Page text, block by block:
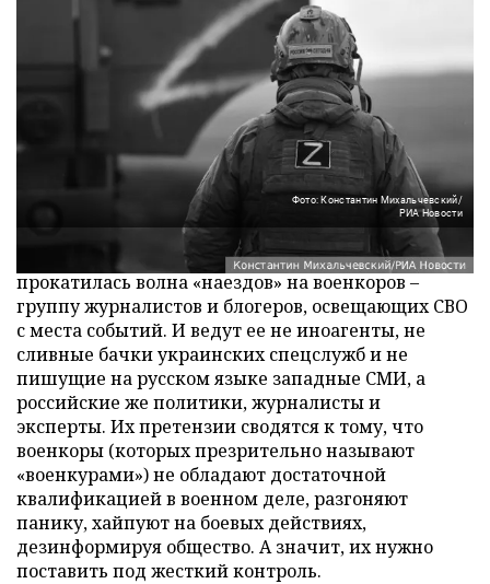
Фото: Константин Михальчевский/
РИА Новости
По российскому информационному пространству
прокатилась волна «наездов» на военкоров –
группу журналистов и блогеров, освещающих СВО
с места событий. И ведут ее не иноагенты, не
сливные бачки украинских спецслужб и не
пишущие на русском языке западные СМИ, а
российские же политики, журналисты и
эксперты. Их претензии сводятся к тому, что
военкоры (которых презрительно называют
«военкурами») не обладают достаточной
квалификацией в военном деле, разгоняют
панику, хайпуют на боевых действиях,
дезинформируя общество. А значит, их нужно
поставить под жесткий контроль.